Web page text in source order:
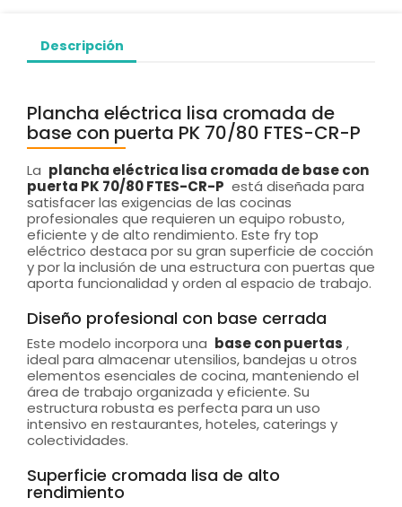
Descripción
Plancha eléctrica lisa cromada de
base con puerta PK 70/80 FTES-CR-P
La plancha eléctrica lisa cromada de base con
puerta PK 70/80 FTES-CR-P está diseñada para
satisfacer las exigencias de las cocinas
profesionales que requieren un equipo robusto,
eficiente y de alto rendimiento. Este fry top
eléctrico destaca por su gran superficie de cocción
y por la inclusión de una estructura con puertas que
aporta funcionalidad y orden al espacio de trabajo.
Diseño profesional con base cerrada
Este modelo incorpora una base con puertas ,
ideal para almacenar utensilios, bandejas u otros
elementos esenciales de cocina, manteniendo el
área de trabajo organizada y eficiente. Su
estructura robusta es perfecta para un uso
intensivo en restaurantes, hoteles, caterings y
colectividades.
Superficie cromada lisa de alto
rendimiento